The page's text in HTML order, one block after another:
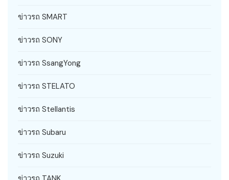
ข่าวรถ SMART
ข่าวรถ SONY
ข่าวรถ SsangYong
ข่าวรถ STELATO
ข่าวรถ Stellantis
ข่าวรถ Subaru
ข่าวรถ Suzuki